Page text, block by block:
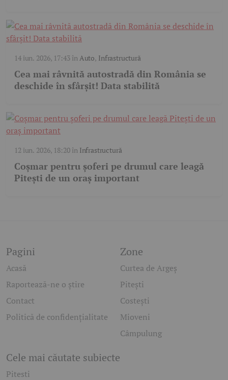
14 iun. 2026, 17:43înAuto, Infrastructură
Cea mai râvnită autostradă din România se
deschide în sfârșit! Data stabilită
12 iun. 2026, 18:20în Infrastructură
Coșmar pentru șoferi pe drumul care leagă
Pitești de un oraș important
Pagini
Acasă
Raportează-ne o știre
Contact
Politică de confidențialitate
Zone
Curtea de Argeș
Pitești
Costești
Mioveni
Câmpulung
Cele mai căutate subiecte
Pitesti